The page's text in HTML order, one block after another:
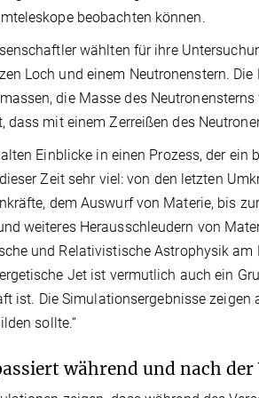
beobachten können.
wählten für ihre
Loch und einem Neutronenstern.
die Masse des
dass mit einem Zerreißen des
Einblicke in einen Prozess, der
Zeit sehr viel: von den letzten
dem Auswurf von Materie, bis
weiteres Herausschleudern von
und Relativistische Astrophysik
Jet ist vermutlich auch ein
ist. Die Simulationsergebnisse zeigen
sollte.“
während und nach